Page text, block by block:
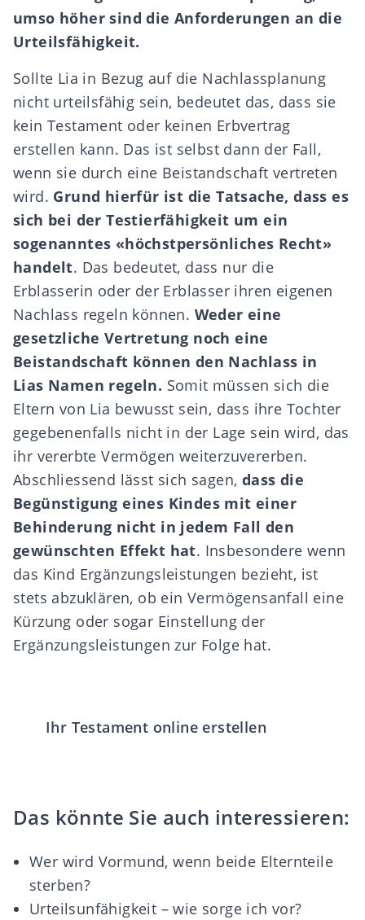
umso höher sind die Anforderungen an die
Urteilsfähigkeit.
Sollte Lia in Bezug auf die Nachlassplanung
nicht urteilsfähig sein, bedeutet das, dass sie
kein Testament oder keinen Erbvertrag
erstellen kann. Das ist selbst dann der Fall,
wenn sie durch eine Beistandschaft vertreten
wird. Grund hierfür ist die Tatsache, dass es
sich bei derTestierfähigkeit um ein
sogenanntes «höchstpersönliches Recht»
handelt. Das bedeutet, dass nur die
Erblasserin oder der Erblasser ihren eigenen
Nachlass regeln können. Weder eine
gesetzliche Vertretung noch eine
Beistandschaft können den Nachlass in
Lias Namen regeln. Somit müssen sich die
Eltern von Lia bewusst sein, dass ihre Tochter
gegebenenfalls nicht in der Lage sein wird, das
ihr vererbte Vermögen weiterzuvererben.
Abschliessend lässt sich sagen, dass die
Begünstigung eines Kindes mit einer
Behinderung nicht in jedem Fall den
gewünschten Effekt hat. Insbesondere wenn
das Kind Ergänzungsleistungen bezieht, ist
stets abzuklären, ob ein Vermögensanfall eine
Kürzung oder sogar Einstellung der
Ergänzungsleistungen zur Folge hat.
Ihr Testament online erstellen
Das könnte Sie auch interessieren:
Wer wird Vormund, wenn beide Elternteile
sterben?
Urteilsunfähigkeit – wie sorge ich vor?